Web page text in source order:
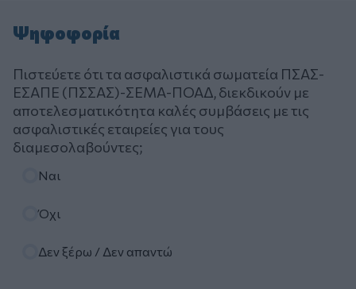
Ψηφοφορία
Πιστεύετε ότι τα ασφαλιστικά σωματεία ΠΣΑΣ-
ΕΣΑΠΕ (ΠΣΣΑΣ)-ΣΕΜΑ-ΠΟΑΔ, διεκδικούν με
αποτελεσματικότητα καλές συμβάσεις με τις
ασφαλιστικές εταιρείες για τους
διαμεσολαβούντες;
Ναι
Όχι
Δεν ξέρω / Δεν απαντώ